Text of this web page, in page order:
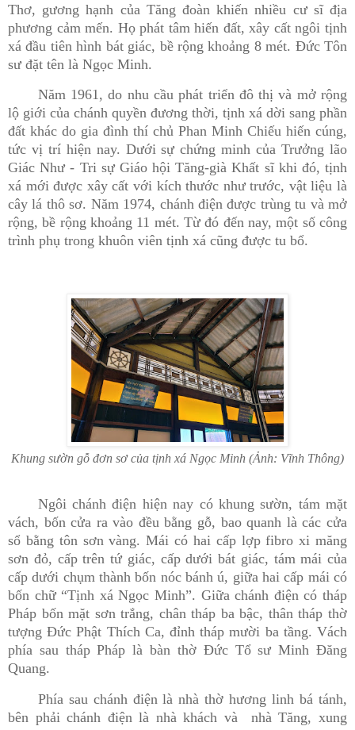
Thơ, gương hạnh của Tăng đoàn khiến nhiều cư sĩ địa
phương cảm mến. Họ phát tâm hiến đất, xây cất ngôi tịnh
xá đầu tiên hình bát giác, bề rộng khoảng 8 mét. Đức Tôn
sư đặt tên là Ngọc Minh.
Năm 1961, do nhu cầu phát triển đô thị và mở rộng
lộ giới của chánh quyền đương thời, tịnh xá dời sang phần
đất khác do gia đình thí chủ Phan Minh Chiếu hiến cúng,
tức vị trí hiện nay. Dưới sự chứng minh của Trưởng lão
Giác Như - Tri sự Giáo hội Tăng-già Khất sĩ khi đó, tịnh
xá mới được xây cất với kích thước như trước, vật liệu là
cây lá thô sơ. Năm 1974, chánh điện được trùng tu và mở
rộng, bề rộng khoảng 11 mét. Từ đó đến nay, một số công
trình phụ trong khuôn viên tịnh xá cũng được tu bổ.
Khung sườn gỗ đơn sơ của tịnh xá Ngọc Minh (Ảnh: Vĩnh Thông)
Ngôi chánh điện hiện nay có khung sườn, tám mặt
vách, bốn cửa ra vào đều bằng gỗ, bao quanh là các cửa
sổ bằng tôn sơn vàng. Mái có hai cấp lợp fibro xi măng
sơn đỏ, cấp trên tứ giác, cấp dưới bát giác, tám mái của
cấp dưới chụm thành bốn nóc bánh ú, giữa hai cấp mái có
bốn chữ “Tịnh xá Ngọc Minh”. Giữa chánh điện có tháp
Pháp bốn mặt sơn trắng, chân tháp ba bậc, thân tháp thờ
tượng Đức Phật Thích Ca, đỉnh tháp mười ba tầng. Vách
phía sau tháp Pháp là bàn thờ Đức Tổ sư Minh Đăng
Quang.
Phía sau chánh điện là nhà thờ hương linh bá tánh,
bên phải chánh điện là nhà khách và
nhà Tăng, xung